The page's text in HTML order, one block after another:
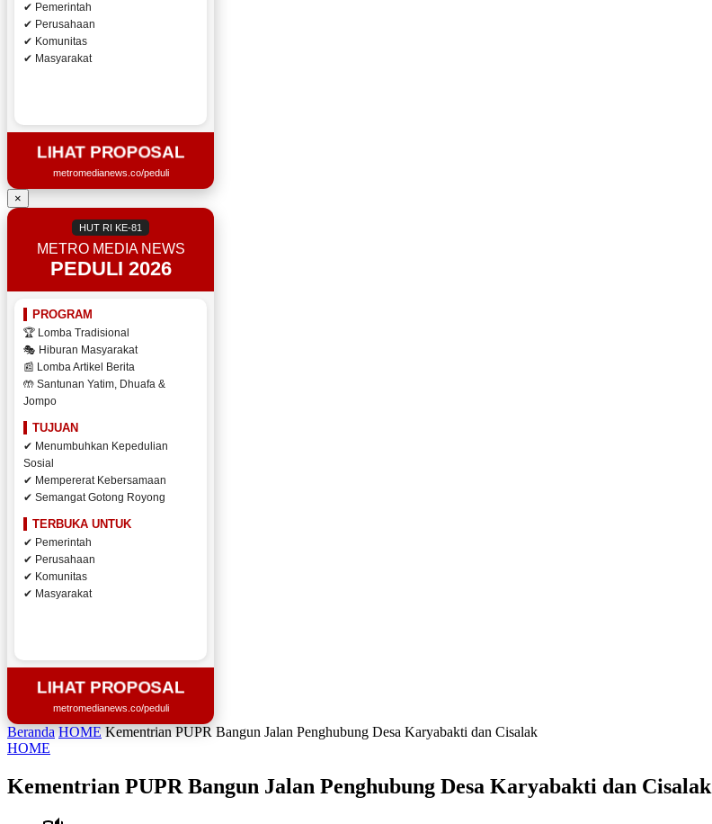
✔ Pemerintah
✔ Perusahaan
✔ Komunitas
✔ Masyarakat
LIHAT PROPOSAL
metromedianews.co/peduli
×
HUT RI KE-81
METRO MEDIA NEWS
PEDULI 2026
PROGRAM
🏆 Lomba Tradisional
🎭 Hiburan Masyarakat
📰 Lomba Artikel Berita
🤲 Santunan Yatim, Dhuafa &
Jompo
TUJUAN
✔ Menumbuhkan Kepedulian
Sosial
✔ Mempererat Kebersamaan
✔ Semangat Gotong Royong
TERBUKA UNTUK
✔ Pemerintah
✔ Perusahaan
✔ Komunitas
✔ Masyarakat
LIHAT PROPOSAL
metromedianews.co/peduli
Beranda HOME Kementrian PUPR Bangun Jalan Penghubung Desa Karyabakti dan Cisalak
HOME
Kementrian PUPR Bangun Jalan Penghubung Desa Karyabakti dan Cisalak